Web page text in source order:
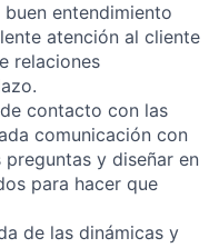
entendimiento
atención al cliente
relaciones
contacto con las
comunicación con
y diseñar en
para hacer que
de las dinámicas y